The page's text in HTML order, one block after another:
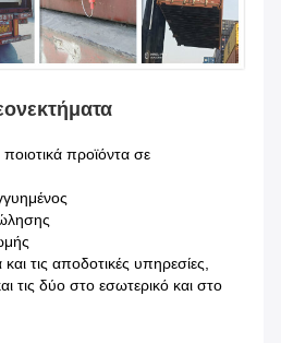
προϊόντα σε
τις αποδοτικές υπηρεσίες,
τις δύο στο εσωτερικό και στο